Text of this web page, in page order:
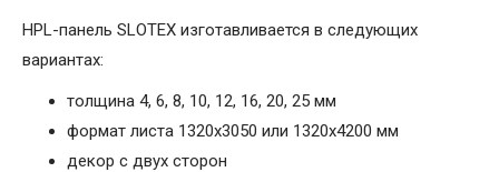
HPL-панель SLOTEX изготавливается в следующих
вариантах:
толщина 4, 6, 8, 10, 12, 16, 20, 25 мм
формат листа 1320х3050 или 1320х4200 мм
декор с двух сторон